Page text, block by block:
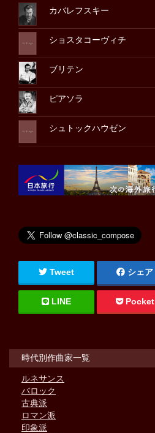
カバレフスキー
ショスタコーヴィチ
ブリテン
ピアソラ
シュトックハウゼン
Tweet シェア
LINE Pocket
時代別作曲家一覧
ルネサンス
バロック
古典派
ロマン派
印象派